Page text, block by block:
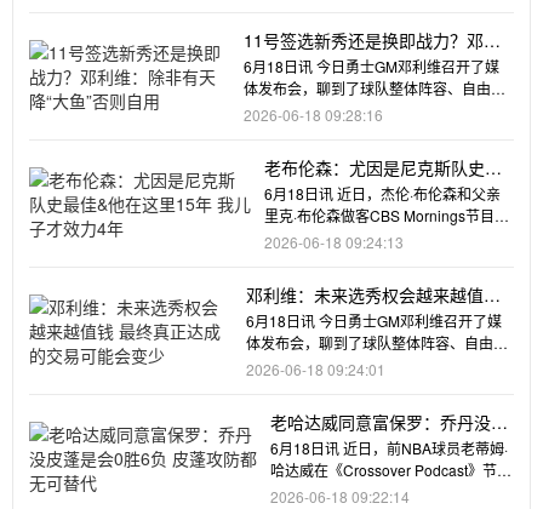
11号签选新秀还是换即战力？邓利
维：除非有天降“大鱼”否则自用
6月18日讯 今日勇士GM邓利维召开了媒
体发布会，聊到了球队整体阵容、自由球
员市场和NBA选秀等多个
2026-06-18 09:28:16
老布伦森：尤因是尼克斯队史最
佳&他在这里15年 我儿子才效力4
年
6月18日讯 近日，杰伦·布伦森和父亲
里克·布伦森做客CBS Mornings节目。
里克·布伦森解释
2026-06-18 09:24:13
邓利维：未来选秀权会越来越值钱
最终真正达成的交易可能会变少
6月18日讯 今日勇士GM邓利维召开了媒
体发布会，聊到了球队整体阵容、自由球
员市场和NBA选秀等多个
2026-06-18 09:24:01
老哈达威同意富保罗：乔丹没皮
蓬是会0胜6负 皮蓬攻防都无可
替代
6月18日讯 近日，前NBA球员老蒂姆·
哈达威在《Crossover Podcast》节目
中，谈到了
2026-06-18 09:22:14